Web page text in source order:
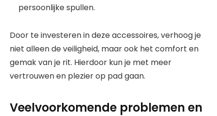
persoonlijke spullen.
Door te investeren in deze accessoires, verhoog je
niet alleen de veiligheid, maar ook het comfort en
gemak van je rit. Hierdoor kun je met meer
vertrouwen en plezier op pad gaan.
Veelvoorkomende problemen en